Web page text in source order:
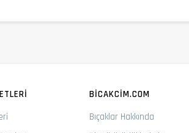
BICAKCIM.COM
Bıçaklar Hakkında